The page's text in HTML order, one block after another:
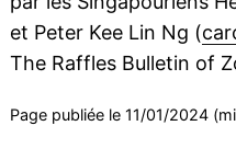
et Peter Kee Lin Ng (
The Raffles Bulletin of
Page publiée le 11/01/2024